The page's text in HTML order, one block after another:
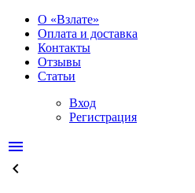
О «Взлате»
Оплата и доставка
Контакты
Отзывы
Статьи
Вход
Регистрация
menu
keyboard_arrow_left